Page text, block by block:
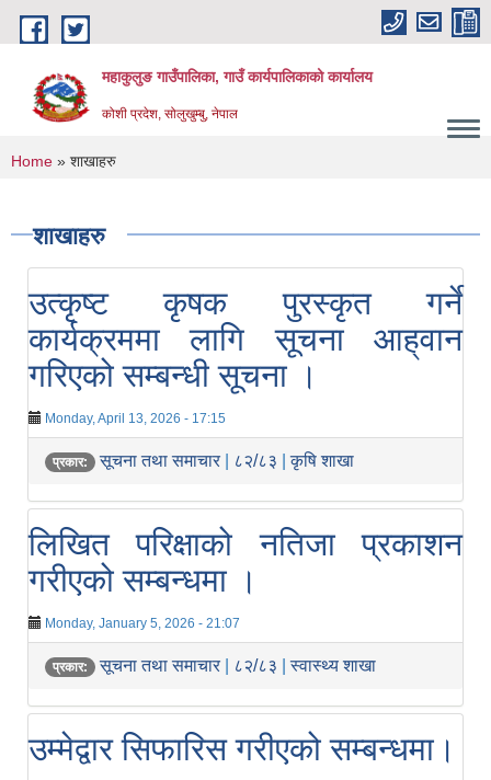
Skip to main content
महाकुलुङ गाउँपालिका, गाउँ कार्यपालिकाको कार्यालय
कोशी प्रदेश, सोलुखुम्बु, नेपाल
You are here
Home » शाखाहरु
शाखाहरु
उत्कृष्ट कृषक पुरस्कृत गर्ने
कार्यक्रममा लागि सूचना आह्‌वान
गरिएको सम्बन्धी सूचना ।
Monday, April 13, 2026 - 17:15
प्रकार: सूचना तथा समाचार ८२/८३ |कृषि शाखा
लिखित परिक्षाको नतिजा प्रकाशन
गरीएको सम्बन्धमा ।
Monday, January 5, 2026 - 21:07
प्रकार: सूचना तथा समाचार ८२/८३ |स्वास्थ्य शाखा
उम्मेद्वार सिफारिस गरीएको सम्बन्धमा।